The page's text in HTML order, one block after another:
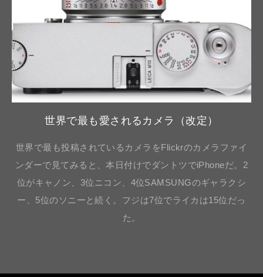
世界で最も愛されるカメラ（改定）
世界で最も投稿されているカメラをFlickrのカメラファイ
ンダーで見てみると、本日付けでダントツでiPhoneだ。2
位がキャノン、3位ニコン、4位SAMSUNGのギャラクシ
ー、5位のソニーと続く。フジは7位でライカは15位だっ
た。